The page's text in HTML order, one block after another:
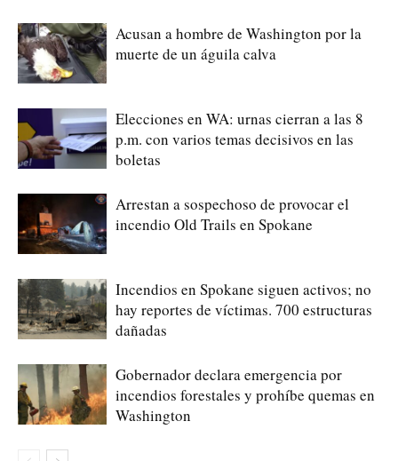
Acusan a hombre de Washington por la
muerte de un águila calva
Elecciones en WA: urnas cierran a las 8
p.m. con varios temas decisivos en las
boletas
Arrestan a sospechoso de provocar el
incendio Old Trails en Spokane
Incendios en Spokane siguen activos; no
hay reportes de víctimas. 700 estructuras
dañadas
Gobernador declara emergencia por
incendios forestales y prohíbe quemas en
Washington